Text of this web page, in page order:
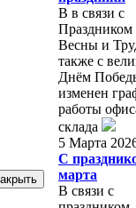
В в связи с
Праздником
Весны и
также с
Днём
изменен
работы
склада
5 Марта
С
марта
В связи с